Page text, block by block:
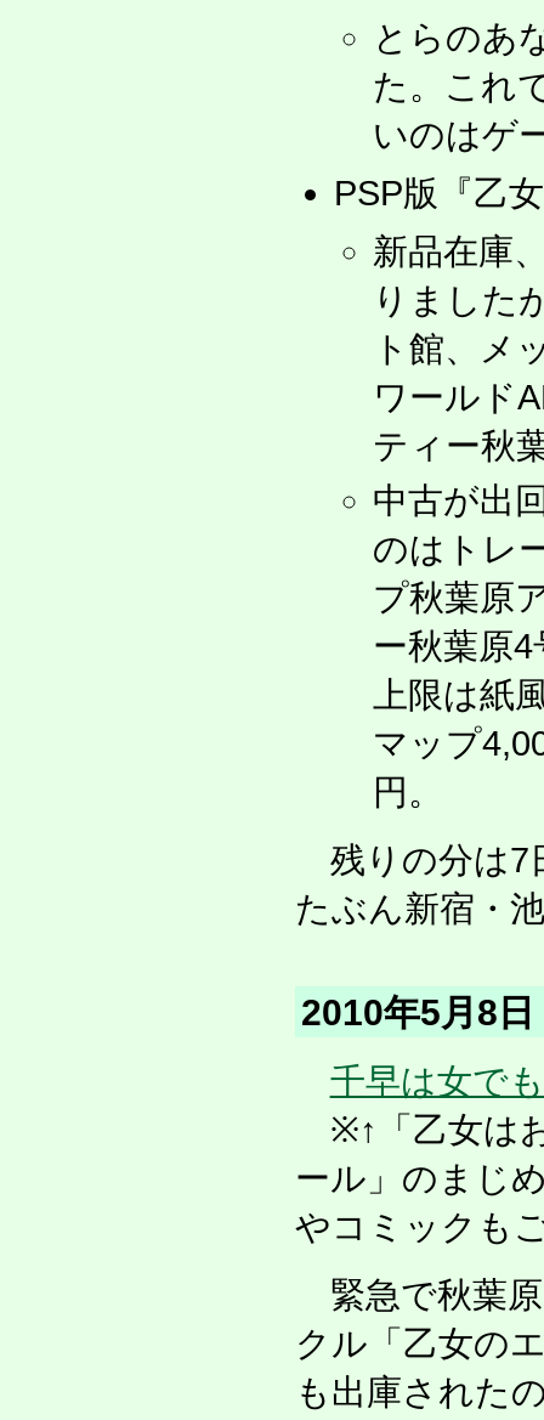
とらのあ
た。これ
いのはゲ
PSP版『乙
新品在庫
りました
ト館、メ
ワールド
ティー秋
中古が出
のはトレ
プ秋葉原
ー秋葉原
上限は紙
マップ
円。
残りの分は7
たぶん新宿・
2010年5月8
千早は女で
※↑「乙女は
ール」のまじ
やコミックも
緊急で秋葉原
クル「乙女の
も出庫された